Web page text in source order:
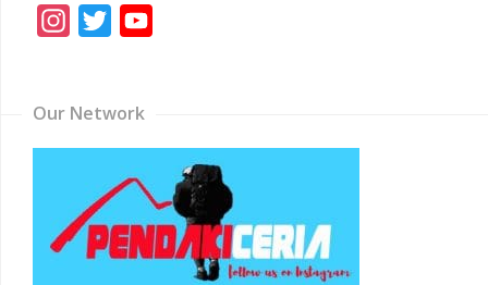
Instagram
Twitter
Our Network